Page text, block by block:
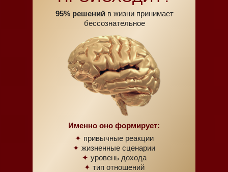
95% решений в жизни принимает
бессознательное
✦ привычные реакции
✦ жизненные сценарии
✦ уровень дохода
✦ тип отношений
Именно оно формирует: